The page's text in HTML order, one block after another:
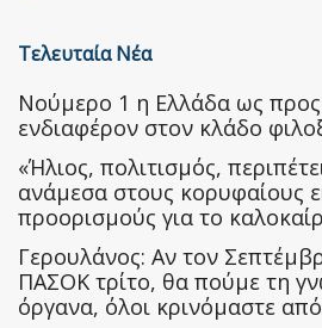
Τελευταία Νέα
Nούμερο 1 η Ελλάδα ως προς
ενδιαφέρον στον κλάδο
«Ήλιος, πολιτισμός,
ανάμεσα στους κορυφαίους
προορισμούς για το
Γερουλάνος: Αν τον
ΠΑΣΟΚ τρίτο, θα πούμε τη
όργανα, όλοι κρινόμαστε